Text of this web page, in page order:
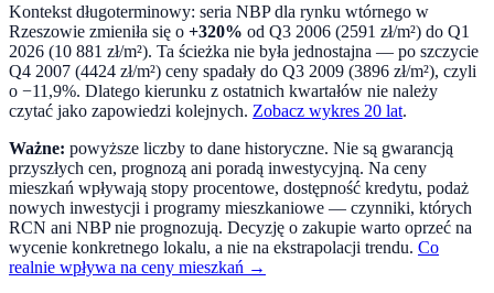
Kontekst długoterminowy: seria NBP dla rynku wtórnego w
Rzeszowie zmieniła się o +320% od Q3 2006 (2591 zł/m²) do Q1
2026 (10 881 zł/m²). Ta ścieżka nie była jednostajna — po szczycie
Q4 2007 (4424 zł/m²) ceny spadały do Q3 2009 (3896 zł/m²), czyli
o −11,9%. Dlatego kierunku z ostatnich kwartałów nie należy
czytać jako zapowiedzi kolejnych. Zobacz wykres 20 lat.
Ważne: powyższe liczby to dane historyczne. Nie są gwarancją
przyszłych cen, prognozą ani poradą inwestycyjną. Na ceny
mieszkań wpływają stopy procentowe, dostępność kredytu, podaż
nowych inwestycji i programy mieszkaniowe — czynniki, których
RCN ani NBP nie prognozują. Decyzję o zakupie warto oprzeć na
wycenie konkretnego lokalu, a nie na ekstrapolacji trendu. Co
realnie wpływa na ceny mieszkań →